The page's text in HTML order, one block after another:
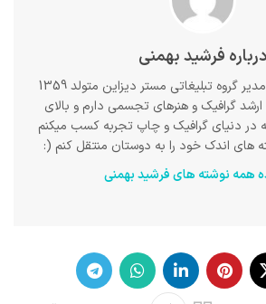
درباره فرشید بهمنی
فرشید بهمنی هستم مدیر گروه تبلیغاتی مستر دیزاین متولد 1359
ارشد گرافیک و هنرهای تجسمی دارم و بالای
دنیای گرافیک و چاپ تجربه کسب میکنم
های اندک خود را به دوستان منتقل کنم (:
همه نوشته های فرشید بهمنی